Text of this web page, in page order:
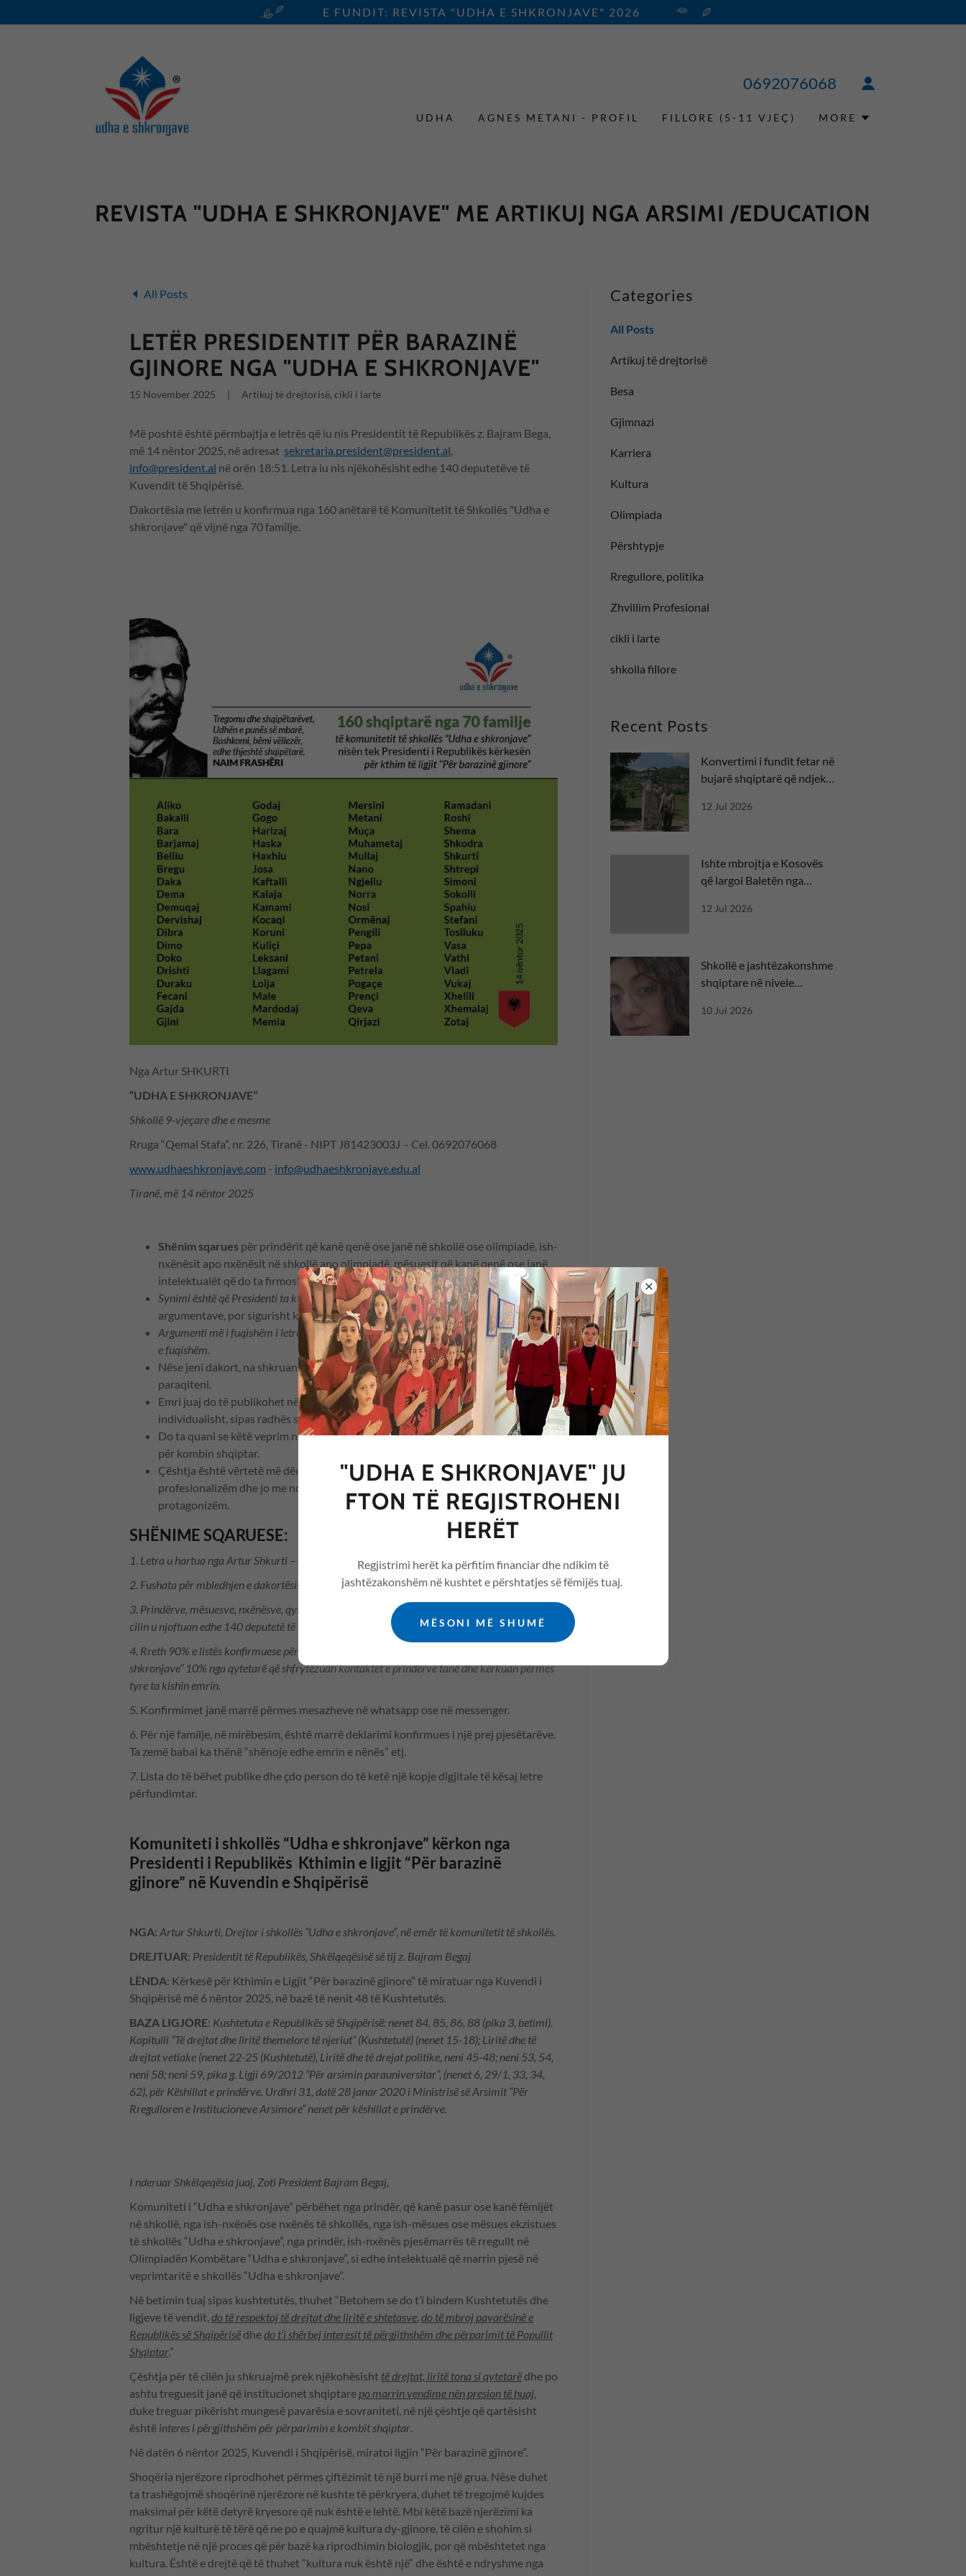
E FUNDIT: REVISTA "UDHA E SHKRONJAVE" 2026
0692076068
UDHA AGNES METANI - PROFIL FILLORE (5-11 VJEÇ) MORE
REVISTA "UDHA E SHKRONJAVE" ME ARTIKUJ NGA ARSIMI /EDUCATION
All Posts
LETËR PRESIDENTIT PËR BARAZINË
GJINORE NGA "UDHA E SHKRONJAVE"
15 November 2025 Artikuj të drejtorisë, cikli i larte
Më poshtë është përmbajtja e letrës që iu nis Presidentit të Republikës z. Bajram Bega,
më 14 nëntor 2025, në adresat sekretaria.president@president.al,
info@president.al në orën 18:51. Letra iu nis njëkohësisht edhe 140 deputetëve të
Kuvendit të Shqipërisë.
Dakortësia me letrën u konfirmua nga 160 anëtarë të Komunitetit të Shkollës "Udha e
shkronjave" që vijnë nga 70 familje.
Nga Artur SHKURTI
“UDHA E SHKRONJAVE”
Shkollë 9-vjeçare dhe e mesme
Rruga “Qemal Stafa”, nr. 226, Tiranë - NIPT J81423003J - Cel. 0692076068
www.udhaeshkronjave.com - info@udhaeshkronjave.edu.al
Tiranë, më 14 nëntor 2025
Shënim sqarues për prindërit që kanë qenë ose janë në shkollë ose olimpiadë, ish-
nxënësit apo nxënësit në shkollë apo olimpiadë, mësuesit që kanë qenë ose janë,
intelektualët që do ta firmosin.
Synimi është që Presidenti ta kthejë ligjin.Këtu kemi bërë maksimumin e
argumentave, por sigurisht ka jashtëzakonisht më tepër.
Argumenti më i fuqishëm i letrës do të jetë emri dhe firma juaj, që shpreh kundërshtimin
e fuqishëm
Nëse jeni dakort, na shkruani emrin mbiemrin, dhe statusin me të cilin doni të
paraqiteni.
Emri juaj do të publikohet në letër dhe në rrjetet sociale në grup ose
individualisht, sipas radhës së firmosjes, dhe jo sipas tjetër radhe.
Do ta quani se këtë veprim nuk e bëni për shkollën “Udha e shkronjave”, por e bëni
për kombin shqiptar.
Çështja është vërtetë më dëmtuesja që mund të ekzistojë. Këtë e themi me
profesionalizëm dhe jo me ndonjë “dalldisje” për kundërshti të kotë, apo për
protagonizëm.
SHËNIME SQARUESE:
1. Letra u hartua nga Artur Shkurti – drejtor i shkollës “Udha e shkronjave”.
2. Fushata për mbledhjen e dakortësisë u krye në datat 12,13, 14 nëntor 2025.
3. Prindërve, mësuesve, nxënësve, qytetarëve që janë afër komunitetit iu dha një draft, për të
cilin u njoftuan edhe 140 deputetë të Parlamentit.
4. Rreth 90% e listës konfirmuese përbëhet nga prindër, nxënës, mësues të shkollës “Udha e
shkronjave” 10% nga qytetarë që shfrytëzuan kontaktet e prindërve tanë dhe kërkuan përmes
tyre ta kishin emrin.
5. Konfirmimet janë marrë përmes mesazheve në whatsapp ose në messenger.
6. Për një familje, në mirëbesim, është marrë deklarimi konfirmues i një prej pjesëtarëve.
Ta zemë babai ka thënë “shënoje edhe emrin e nënës” etj.
7. Lista do të bëhet publike dhe çdo person do të ketë një kopje digjitale të kësaj letre
përfundimtar.
Komuniteti i shkollës “Udha e shkronjave” kërkon nga
Presidenti i Republikës Kthimin e ligjit “Për barazinë
gjinore” në Kuvendin e Shqipërisë
NGA: Artur Shkurti, Drejtor i shkollës “Udha e shkronjave”, në emër të komunitetit të shkollës.
DREJTUAR: Presidentit të Republikës, Shkëlqeqësisë së tij z. Bajram Begaj
LËNDA: Kërkesë për Kthimin e Ligjit “Për barazinë gjinore” të miratuar nga Kuvendi i
Shqipërisë më 6 nëntor 2025, në bazë të nenit 48 të Kushtetutës.
BAZA LIGJORE: Kushtetuta e Republikës së Shqipërisë: nenet 84, 85, 86, 88 (pika 3, betimi).
Kapitulli “Të drejtat dhe liritë themelore të njeriut” (Kushtetutë) (nenet 15-18); Liritë dhe të
drejtat vetiake (nenet 22-25 (Kushtetutë), Liritë dhe të drejat politike, neni 45-48; neni 53, 54,
neni 58; neni 59, pika g. Ligji 69/2012 “Për arsimin parauniversitar”, (nenet 6, 29/1, 33, 34,
62), për Këshillat e prindërve. Urdhri 31, datë 28 janar 2020 i Ministrisë së Arsimit “Për
Rregulloren e Institucioneve Arsimore” nenet për këshillat e prindërve.
I nderuar Shkëlqeqësia juaj, Zoti President Bajram Begaj,
Komuniteti i “Udha e shkronjave” përbëhet nga prindër, që kanë pasur ose kanë fëmijët
në shkollë, nga ish-nxënës ose nxënës të shkollës, nga ish-mësues ose mësues ekzistues
të shkollës “Udha e shkronjave”, nga prindër, ish-nxënës pjesëmarrës të rregullt në
Olimpiadën Kombëtare “Udha e shkronjave”, si edhe intelektualë që marrin pjesë në
veprimtaritë e shkollës “Udha e shkronjave”.
Në betimin tuaj sipas kushtetutës, thuhet “Betohem se do t’i bindem Kushtetutës dhe
ligjeve të vendit, do të respektoj të drejtat dhe liritë e shtetasve do të mbroj pavarësinë e
Republikës së Shqipërisë dhedo t’i shërbej interesit të përgjithshëm dhe përparimit të Popullit
Shqiptar.”
Çështja për të cilën ju shkruajmë prek njëkohësisht të drejtat, liritë tona si qytetarë dhe po
ashtu treguesit janë që institucionet shqiptare po marrin vendime nën presion të huaj
duke treguar pikërisht mungesë pavarësia e sovraniteti, në një çështje që qartësisht
është interes i përgjithshëm për përparimin e kombit shqiptar
Në datën 6 nëntor 2025, Kuvendi i Shqipërisë, miratoi ligjin “Për barazinë gjinore”.
Shoqëria njerëzore riprodhohet përmes çiftëzimit të një burri me një grua. Nëse duhet
ta trashëgojmë shoqërinë njerëzore në kushte të përkryera, duhet të tregojmë kujdes
maksimal për këtë detyrë kryesore që nuk është e lehtë. Mbi këtë bazë njerëzimi ka
ngritur një kulturë të tërë që ne po e quajmë kultura dy-gjinore, të cilën e shohim si
mbështetje në një proces që për bazë ka riprodhimin biologjik, por që mbështetet nga
kultura. Është e drejtë që të thuhet “kultura nuk është një” dhe është e ndryshme nga
Categories
All Posts
Artikuj të drejtorisë
Besa
Gjimnazi
Karriera
Kultura
Olimpiada
Përshtypje
Rregullore, politika
Zhvillim Profesional
cikli i larte
shkolla fillore
Recent Posts
Konvertimi i fundit fetar në
bujarë shqiptarë që ndjekin
12 Jul 2026
Ishte mbrojtja e Kosovës
që largoi Baletën nga
12 Jul 2026
Shkollë e jashtëzakonshme
shqiptare në nivele
10 Jul 2026
"UDHA E SHKRONJAVE" JU
FTON TË REGJISTROHENI
HERËT
Regjistrimi herët ka përfitim financiar dhe ndikim të
jashtëzakonshëm në kushtet e përshtatjes së fëmijës tuaj.
MËSONI MË SHUMË